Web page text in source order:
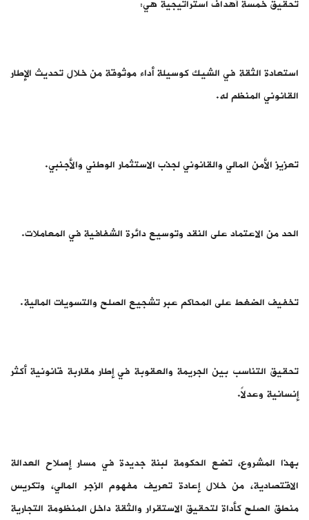
تحقيق خمسة أهداف استراتيجية هي:
استعادة الثقة في الشيك كوسيلة أداء موثوقة من خلال تحديث الإطار
القانوني المنظم له.
تعزيز الأمن المالي والقانوني لجذب الاستثمار الوطني والأجنبي.
الحد من الاعتماد على النقد وتوسيع دائرة الشفافية في المعاملات.
تخفيف الضغط على المحاكم عبر تشجيع الصلح والتسويات المالية.
تحقيق التناسب بين الجريمة والعقوبة في إطار مقاربة قانونية أكثر
إنسانية وعدلاً.
بهذا المشروع، تضع الحكومة لبنة جديدة في مسار إصلاح العدالة
الاقتصادية، من خلال إعادة تعريف مفهوم الزجر المالي، وتكريس
منطق الصلح كأداة لتحقيق الاستقرار والثقة داخل المنظومة التجارية